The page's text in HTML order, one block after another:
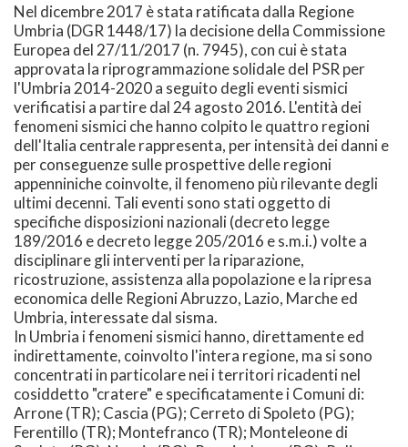
Nel dicembre 2017 è stata ratificata dalla Regione
Umbria (DGR 1448/17) la decisione della Commissione
Europea del 27/11/2017 (n. 7945), con cui è stata
approvata la riprogrammazione solidale del PSR per
l'Umbria 2014-2020 a seguito degli eventi sismici
verificatisi a partire dal 24 agosto 2016. L'entità dei
fenomeni sismici che hanno colpito le quattro regioni
dell'Italia centrale rappresenta, per intensità dei danni e
per conseguenze sulle prospettive delle regioni
appenniniche coinvolte, il fenomeno più rilevante degli
ultimi decenni. Tali eventi sono stati oggetto di
specifiche disposizioni nazionali (decreto legge
189/2016 e decreto legge 205/2016 e s.m.i.) volte a
disciplinare gli interventi per la riparazione,
ricostruzione, assistenza alla popolazione e la ripresa
economica delle Regioni Abruzzo, Lazio, Marche ed
Umbria, interessate dal sisma.
In Umbria i fenomeni sismici hanno, direttamente ed
indirettamente, coinvolto l'intera regione, ma si sono
concentrati in particolare nei i territori ricadenti nel
cosiddetto "cratere" e specificatamente i Comuni di:
Arrone (TR); Cascia (PG); Cerreto di Spoleto (PG);
Ferentillo (TR); Montefranco (TR); Monteleone di